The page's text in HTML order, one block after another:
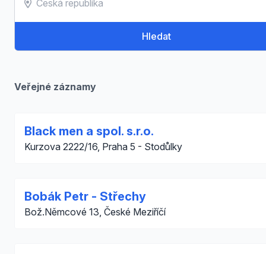
Hledat
Veřejné záznamy
Black men a spol. s.r.o.
Kurzova 2222/16, Praha 5 - Stodůlky
Bobák Petr - Střechy
Bož.Němcové 13, České Meziříčí